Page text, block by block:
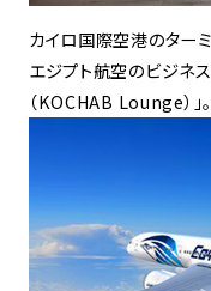
カイロ国際空港のター
エジプト航空のビジネス
（KOCHAB Lounge）」。